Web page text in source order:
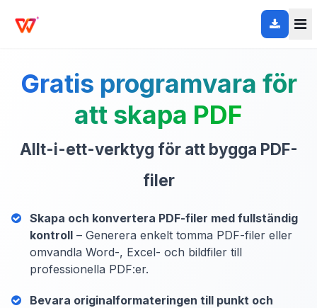
Gratis programvara för
att skapa PDF
Allt-i-ett-verktyg för att bygga PDF-
filer
Skapa och konvertera PDF-filer med fullständig
kontroll – Generera enkelt tomma PDF-filer eller
omvandla Word-, Excel- och bildfiler till
professionella PDF:er.
Bevara originalformateringen till punkt och